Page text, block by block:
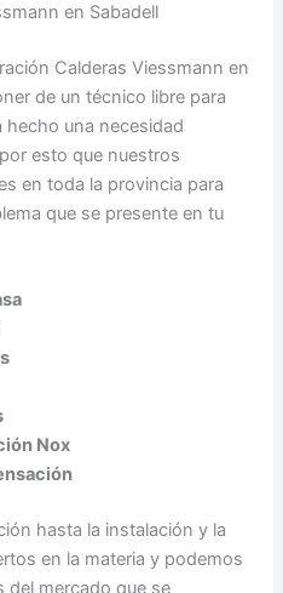
en Sabadell
Calderas Viessmann en
de un técnico libre para
una necesidad
esto que nuestros
en toda la provincia para
que se presente en tu
Nox
hasta la instalación y la
en la materia y podemos
del mercado que se